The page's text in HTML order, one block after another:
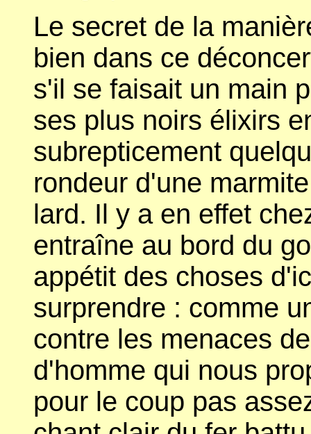
Le secret de la
bien dans ce
s'il se faisait un main
ses plus noirs élixirs
subrepticement
rondeur d'une
lard. Il y a en effet
entraîne au bord du
appétit des choses
surprendre : comme
contre les menaces
d'homme qui nous
pour le coup pas